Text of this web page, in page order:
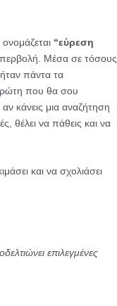
“εύρεση
Μέσα σε τόσους
ήταν πάντα τα
που θα σου
αν κάνεις μια αναζήτηση
θέλει να πάθεις και να
και να σχολιάσει
επιλεγμένες